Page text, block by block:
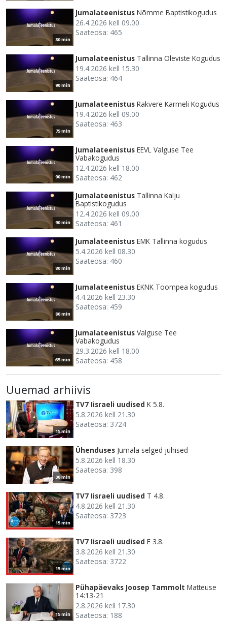
80 min
Jumalateenistus Nõmme Baptistikogudus
26.4.2026 kell 09.00
Saateosa: 465
90 min
Jumalateenistus Tallinna Oleviste Kogudus
19.4.2026 kell 15.30
Saateosa: 464
75 min
Jumalateenistus Rakvere Karmeli Kogudus
19.4.2026 kell 09.00
Saateosa: 463
90 min
Jumalateenistus EEVL Valguse Tee
Vabakogudus
12.4.2026 kell 18.00
Saateosa: 462
90 min
Jumalateenistus Tallinna Kalju
Baptistikogudus
12.4.2026 kell 09.00
Saateosa: 461
80 min
Jumalateenistus EMK Tallinna kogudus
5.4.2026 kell 08.30
Saateosa: 460
80 min
Jumalateenistus EKNK Toompea kogudus
4.4.2026 kell 23.30
Saateosa: 459
65 min
Jumalateenistus Valguse Tee
Vabakogudus
29.3.2026 kell 18.00
Saateosa: 458
Uuemad arhiivis
15 min
TV7 Iisraeli uudised K 5.8.
5.8.2026 kell 21.30
Saateosa: 3724
30 min
Ühenduses Jumala selged juhised
5.8.2026 kell 18.30
Saateosa: 398
15 min
TV7 Iisraeli uudised T 4.8.
4.8.2026 kell 21.30
Saateosa: 3723
15 min
TV7 Iisraeli uudised E 3.8.
3.8.2026 kell 21.30
Saateosa: 3722
15 min
Pühapäevaks Joosep Tammolt Matteuse
14:13-21
2.8.2026 kell 17.30
Saateosa: 188